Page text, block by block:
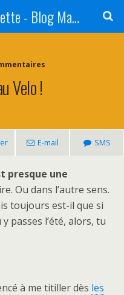
Marinette Saperlipopette - Blog Maman Angers Lifestyle - Ex Expat Montréal
Velo !
E-mail SMS
presque une
Ou dans l’autre sens.
toujours est-il que si
passes l’été, alors, tu
à me titiller dès les